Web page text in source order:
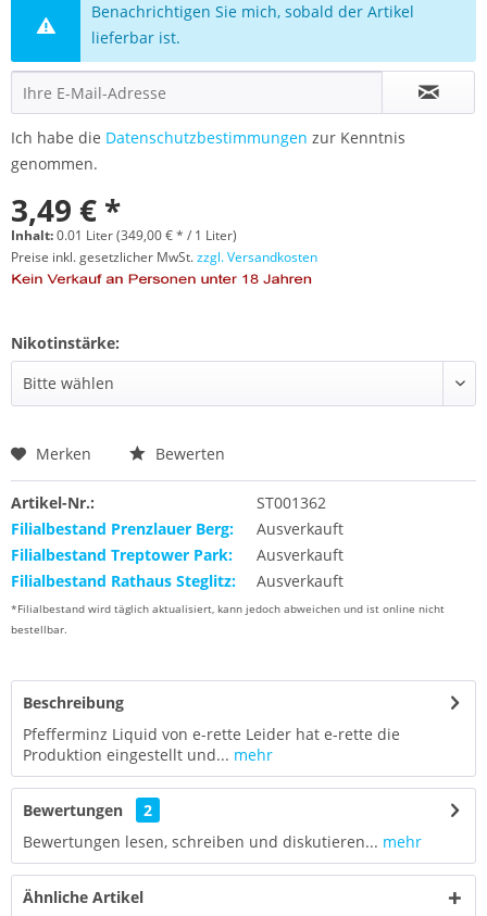
Benachrichtigen Sie mich, sobald der Artikel
lieferbar ist.
Ich habe die Datenschutzbestimmungen zur Kenntnis
genommen.
3,49 € *
Inhalt:0.01 Liter (349,00 € * / 1 Liter)
Preise inkl. gesetzlicher MwSt.zzgl. Versandkosten
Nikotinstärke:
Merken Bewerten
Artikel-Nr.:
ST001362
Filialbestand Prenzlauer Berg:
Ausverkauft
Filialbestand Treptower Park:
Ausverkauft
Filialbestand Rathaus Steglitz:
Ausverkauft
*Filialbestand wird täglich aktualisiert, kann jedoch abweichen und ist online nicht
bestellbar.
Beschreibung
Pfefferminz Liquid von e-rette Leider hat e-rette die
Produktion eingestellt und... mehr
Bewertungen
2
Bewertungen lesen, schreiben und diskutieren... mehr
Ähnliche Artikel